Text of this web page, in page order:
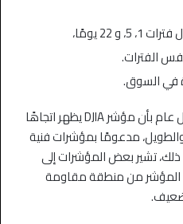
22 يومًا،
الفترات.
في السوق.
ويمكننا تلخيص جميع ما سبق بشكل عام بأن مؤشر DJIA يظهر اتجاهًا
مدعومًا بمؤشرات فنية
ذلك، تشير بعض المؤشرات إلى
المؤشر من منطقة مقاومة